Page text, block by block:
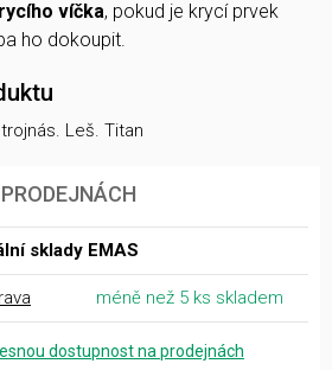
víčka, pokud je krycí prvek
ho dokoupit.
Leš. Titan
sklady EMAS
méně než 5 ks skladem
dostupnost na prodejnách